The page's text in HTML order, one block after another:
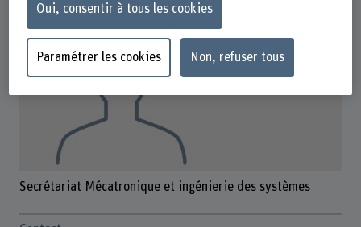
Secrétariat Mécatronique et ingénierie des systèmes
Oui, consentir à tous les cookies
Paramétrer les cookies Non, refuser tous